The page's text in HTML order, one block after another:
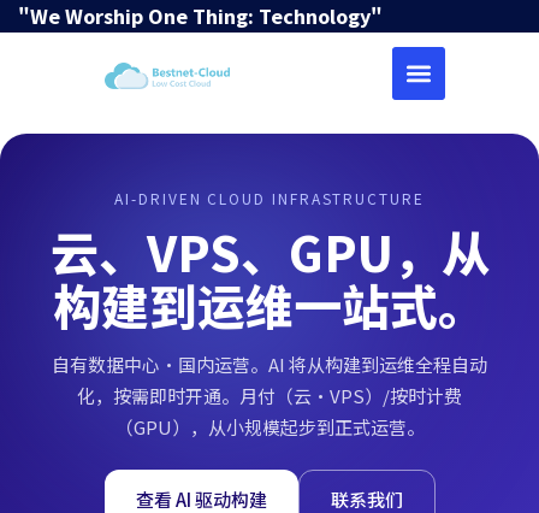
"We Worship One Thing: Technology"
BESTNET-CLOUD 首页：AI
AI-DRIVEN CLOUD INFRASTRUCTURE
云、VPS、GPU，从
构建到运维一站式。
自有数据中心·国内运营。AI 将从构建到运维全程自动
化，按需即时开通。月付（云·VPS）/按时计费
（GPU），从小规模起步到正式运营。
查看 AI 驱动构建 联系我们